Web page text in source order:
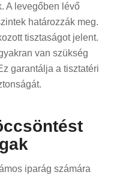
A levegőben lévő
határozzák meg.
tisztaságot jelent.
van szükség
garantálja a tisztatéri
iparág számára